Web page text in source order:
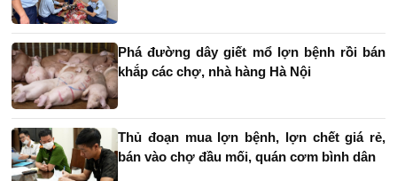
Phá đường dây giết mổ lợn bệnh rồi bán
khắp các chợ, nhà hàng Hà Nội
Thủ đoạn mua lợn bệnh, lợn chết giá rẻ,
bán vào chợ đầu mối, quán cơm bình dân